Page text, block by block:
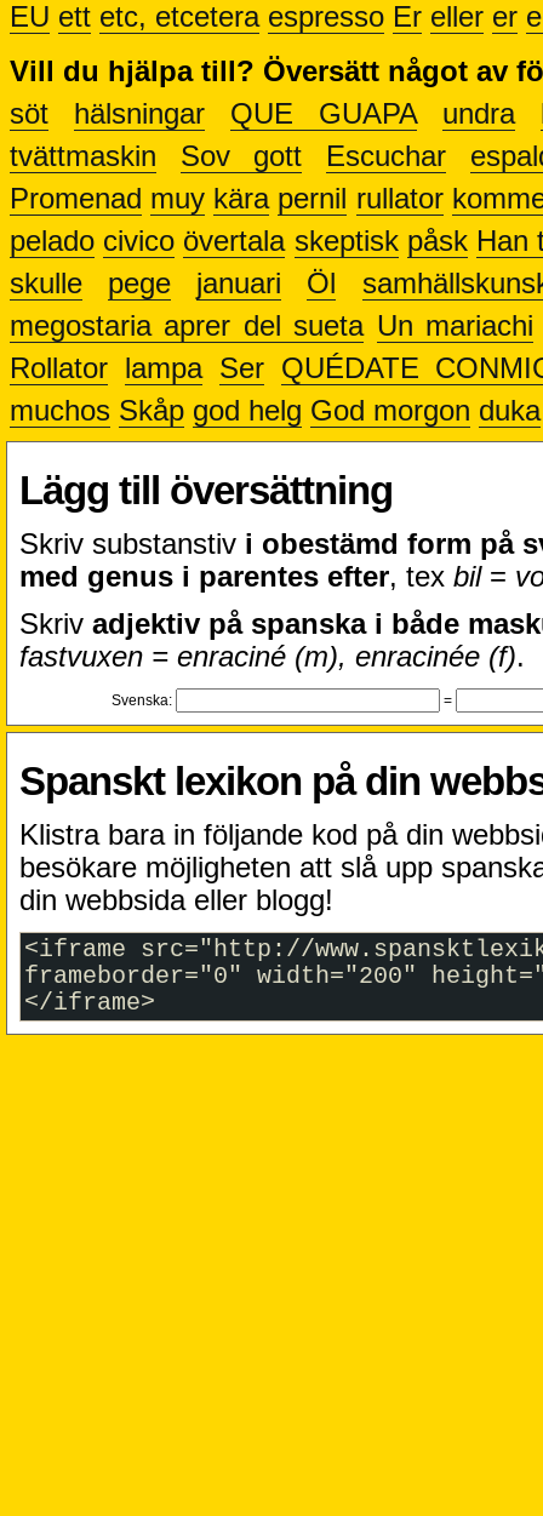
EU ett etc, etcetera espresso Er eller er
Vill du hjälpa till? Översätt något av
söt
hälsningar QUE GUAPA undra
tvättmaskin
Sov gott Escuchar
Promenad muy kära pernil rullator
pelado civico övertala skeptisk påsk Han
skulle
pege januari Öl
megostaria aprer del sueta Un mariachi
Rollator
lampa Ser QUÉDATE
muchos Skåp god helg God morgon duka
Lägg till översättning
Skriv substanstiv i obestämd form på
med genus i parentes efter, tex bil=
Skriv adjektiv på spanska i både
fastvuxen = enraciné (m), enracinée (f).
Svenska: =
Spanskt lexikon på din
Klistra bara in följande kod på din
besökare möjligheten att slå upp
din webbsida eller blogg!
<iframe src="http://
frameborder="0" width="200"
</iframe>